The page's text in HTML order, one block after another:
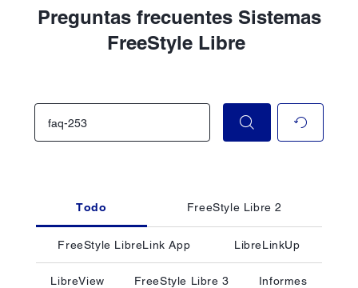
Preguntas frecuentes Sistemas
FreeStyle Libre
Todo FreeStyle Libre 2
FreeStyle LibreLink App LibreLinkUp
LibreView FreeStyle Libre 3 Informes